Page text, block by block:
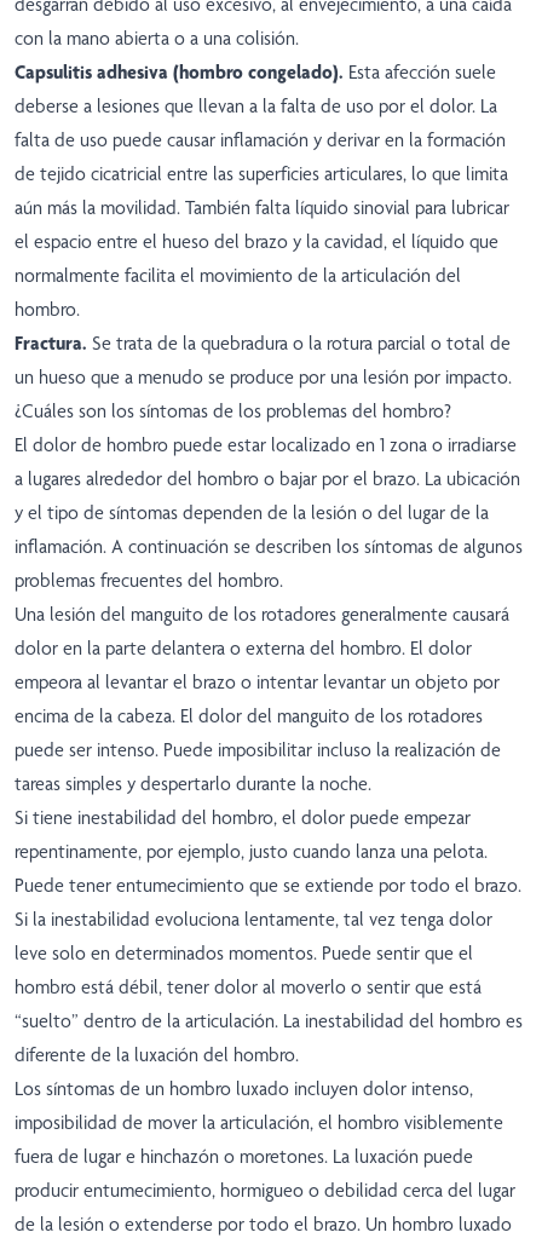
con la mano abierta o a una colisión.
Capsulitis adhesiva (hombro congelado). Esta afección suele
deberse a lesiones que llevan a la falta de uso por el dolor. La
falta de uso puede causar inflamación y derivar en la formación
de tejido cicatricial entre las superficies articulares, lo que limita
aún más la movilidad. También falta líquido sinovial para lubricar
el espacio entre el hueso del brazo y la cavidad, el líquido que
normalmente facilita el movimiento de la articulación del
hombro.
Fractura. Se trata de la quebradura o la rotura parcial o total de
un hueso que a menudo se produce por una lesión por impacto.
¿Cuáles son los síntomas de los problemas del hombro?
El dolor de hombro puede estar localizado en 1 zona o irradiarse
a lugares alrededor del hombro o bajar por el brazo. La ubicación
y el tipo de síntomas dependen de la lesión o del lugar de la
inflamación. A continuación se describen los síntomas de algunos
problemas frecuentes del hombro.
Una lesión del manguito de los rotadores generalmente causará
dolor en la parte delantera o externa del hombro. El dolor
empeora al levantar el brazo o intentar levantar un objeto por
encima de la cabeza. El dolor del manguito de los rotadores
puede ser intenso. Puede imposibilitar incluso la realización de
tareas simples y despertarlo durante la noche.
Si tiene inestabilidad del hombro, el dolor puede empezar
repentinamente, por ejemplo, justo cuando lanza una pelota.
Puede tener entumecimiento que se extiende por todo el brazo.
Si la inestabilidad evoluciona lentamente, tal vez tenga dolor
leve solo en determinados momentos. Puede sentir que el
hombro está débil, tener dolor al moverlo o sentir que está
“suelto” dentro de la articulación. La inestabilidad del hombro es
diferente de la luxación del hombro.
Los síntomas de un hombro luxado incluyen dolor intenso,
imposibilidad de mover la articulación, el hombro visiblemente
fuera de lugar e hinchazón o moretones. La luxación puede
producir entumecimiento, hormigueo o debilidad cerca del lugar
de la lesión o extenderse por todo el brazo. Un hombro luxado